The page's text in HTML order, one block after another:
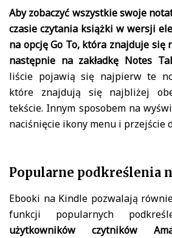
Aby zobaczyć wszystkie swoje
czasie czytania książki w wersji
na opcję Go To, która znajduje się
następnie na zakładkę Notes
liście pojawią się najpierw te
które znajdują się najbliżej
tekście. Innym sposobem na
naciśnięcie ikony menu i przejście
Popularne podkreślenia
Ebooki na Kindle pozwalają
funkcji popularnych
użytkowników czytników